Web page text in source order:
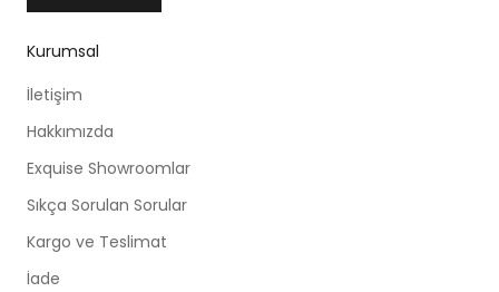
Kurumsal
İletişim
Hakkımızda
Exquise Showroomlar
Sıkça Sorulan Sorular
Kargo ve Teslimat
İade